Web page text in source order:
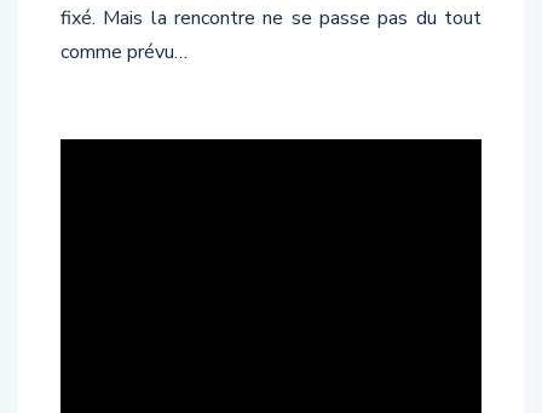
fixé. Mais la rencontre ne se passe pas du tout
comme prévu…